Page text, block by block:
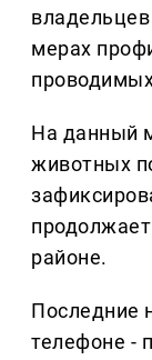
мерах
На данный
животных
районе.
Последние
телефоне -